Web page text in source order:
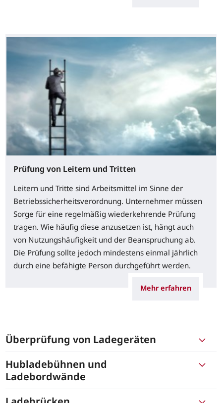
Prüfung von Leitern und Tritten
Leitern und Tritte sind Arbeitsmittel im Sinne der
Betriebssicherheitsverordnung. Unternehmer müssen
Sorge für eine regelmäßig wiederkehrende Prüfung
tragen. Wie häufig diese anzusetzen ist, hängt auch
von Nutzungshäufigkeit und der Beanspruchung ab.
Die Prüfung sollte jedoch mindestens einmal jährlich
durch eine befähigte Person durchgeführt werden.
Mehr erfahren
Überprüfung von Ladegeräten
Hubladebühnen und
Ladebordwände